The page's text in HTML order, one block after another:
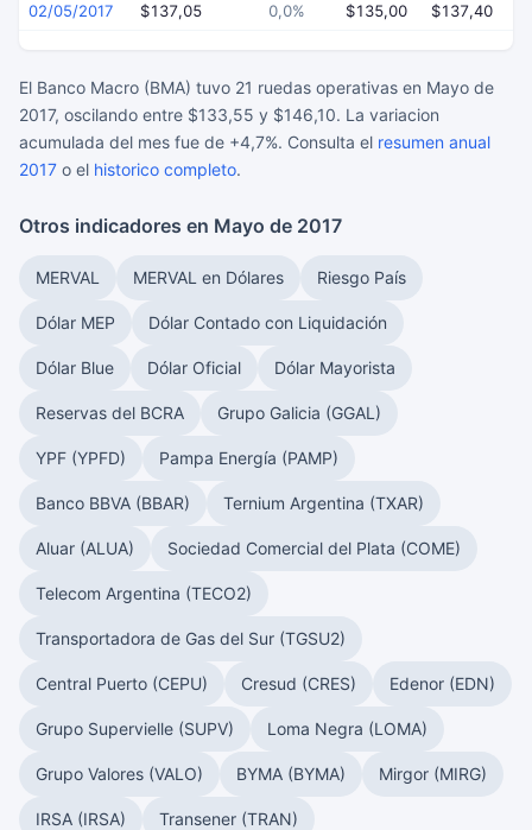
02/05/2017 $137,05 0,0% $135,00 $137,40
El Banco Macro (BMA) tuvo 21 ruedas operativas en Mayo de
2017, oscilando entre $133,55 y $146,10. La variacion
acumulada del mes fue de +4,7%. Consulta el resumen anual
2017 o el historico completo.
Otros indicadores en Mayo de 2017
MERVAL MERVAL en Dólares Riesgo País
Dólar MEP Dólar Contado con Liquidación
Dólar Blue Dólar Oficial Dólar Mayorista
Reservas del BCRA Grupo Galicia (GGAL)
YPF (YPFD) Pampa Energía (PAMP)
Banco BBVA (BBAR) Ternium Argentina (TXAR)
Aluar (ALUA) Sociedad Comercial del Plata (COME)
Telecom Argentina (TECO2)
Transportadora de Gas del Sur (TGSU2)
Central Puerto (CEPU) Cresud (CRES) Edenor (EDN)
Grupo Supervielle (SUPV) Loma Negra (LOMA)
Grupo Valores (VALO) BYMA (BYMA) Mirgor (MIRG)
IRSA (IRSA) Transener (TRAN)